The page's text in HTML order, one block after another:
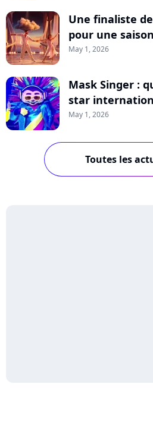
Une finaliste
pour une
May 1, 2026
Mask Singer :
star
May 1, 2026
Toutes les